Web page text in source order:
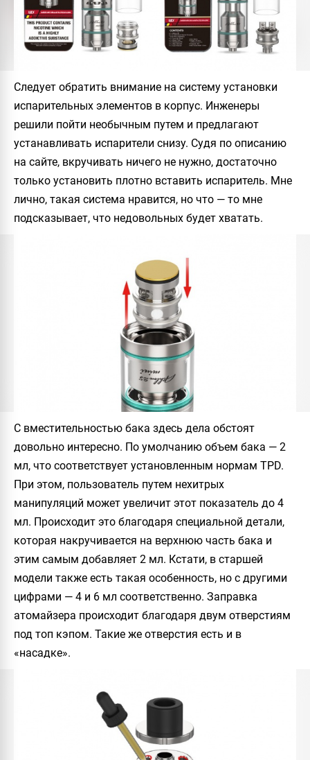
Следует обратить внимание на систему установки
испарительных элементов в корпус. Инженеры
решили пойти необычным путем и предлагают
устанавливать испарители снизу. Судя по описанию
на сайте, вкручивать ничего не нужно, достаточно
только установить плотно вставить испаритель. Мне
лично, такая система нравится, но что — то мне
подсказывает, что недовольных будет хватать.
С вместительностью бака здесь дела обстоят
довольно интересно. По умолчанию объем бака — 2
мл, что соответствует установленным нормам TPD.
При этом, пользователь путем нехитрых
манипуляций может увеличит этот показатель до 4
мл. Происходит это благодаря специальной детали,
которая накручивается на верхнюю часть бака и
этим самым добавляет 2 мл. Кстати, в старшей
модели также есть такая особенность, но с другими
цифрами — 4 и 6 мл соответственно. Заправка
атомайзера происходит благодаря двум отверстиям
под топ кэпом. Такие же отверстия есть и в
«насадке».